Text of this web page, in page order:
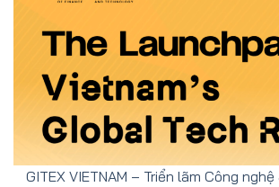
GITEX VIETNAM – Triển lãm Công